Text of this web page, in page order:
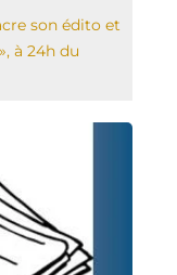
son édito et
à 24h du